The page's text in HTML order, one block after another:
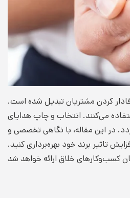
کردن مشتریان تبدیل شده است.
می‌کنند. انتخاب و چاپ هدایای
در این مقاله، با نگاهی تخصصی و
تاثیر برند خود بهره‌برداری کنید.